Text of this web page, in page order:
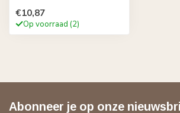
€10,87
Op voorraad (2)
Abonneer je op onze